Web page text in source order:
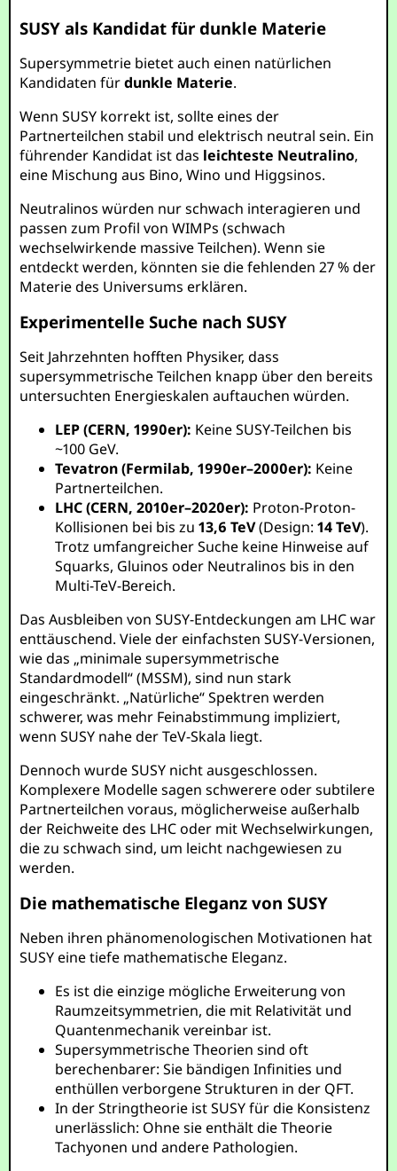
SUSY als Kandidat für dunkle Materie
Supersymmetrie bietet auch einen natürlichen
Kandidaten fürdunkle Materie.
Wenn SUSY korrekt ist, sollte eines der
Partnerteilchen stabil und elektrisch neutral sein. Ein
führender Kandidat ist das leichteste Neutralino,
eine Mischung aus Bino, Wino und Higgsinos.
Neutralinos würden nur schwach interagieren und
passen zum Profil von WIMPs (schwach
wechselwirkende massive Teilchen). Wenn sie
entdeckt werden, könnten sie die fehlenden 27 % der
Materie des Universums erklären.
Experimentelle Suche nach SUSY
Seit Jahrzehnten hofften Physiker, dass
supersymmetrische Teilchen knapp über den bereits
untersuchten Energieskalen auftauchen würden.
LEP (CERN, 1990er): Keine SUSY-Teilchen bis
~100 GeV.
Tevatron (Fermilab, 1990er–2000er): Keine
Partnerteilchen.
LHC (CERN, 2010er–2020er): Proton-Proton-
Kollisionen bei bis zu13,6 TeV(Design:14 TeV).
Trotz umfangreicher Suche keine Hinweise auf
Squarks, Gluinos oder Neutralinos bis in den
Multi-TeV-Bereich.
Das Ausbleiben von SUSY-Entdeckungen am LHC war
enttäuschend. Viele der einfachsten SUSY-Versionen,
wie das „minimale supersymmetrische
Standardmodell“ (MSSM), sind nun stark
eingeschränkt. „Natürliche“ Spektren werden
schwerer, was mehr Feinabstimmung impliziert,
wenn SUSY nahe der TeV-Skala liegt.
Dennoch wurde SUSY nicht ausgeschlossen.
Komplexere Modelle sagen schwerere oder subtilere
Partnerteilchen voraus, möglicherweise außerhalb
der Reichweite des LHC oder mit Wechselwirkungen,
die zu schwach sind, um leicht nachgewiesen zu
werden.
Die mathematische Eleganz von SUSY
Neben ihren phänomenologischen Motivationen hat
SUSY eine tiefe mathematische Eleganz.
Es ist die einzige mögliche Erweiterung von
Raumzeitsymmetrien, die mit Relativität und
Quantenmechanik vereinbar ist.
Supersymmetrische Theorien sind oft
berechenbarer: Sie bändigen Infinities und
enthüllen verborgene Strukturen in der QFT.
In der Stringtheorie ist SUSY für die Konsistenz
unerlässlich: Ohne sie enthält die Theorie
Tachyonen und andere Pathologien.